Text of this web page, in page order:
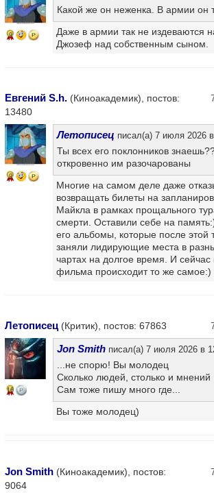
9
Какой же он неженка. В армии он
Даже в армии так не издеваются
Джозеф над собственным сыном.
Евгений S.h. (Киноакадемик), постов:
13480
9
Летописец писал(а) 7 июля 2026
Ты всех его поклонников
откровенно им разочарованы
Многие на самом деле даже
возвращать билеты на
Майкла в рамках прощального
смерти. Оставили себе на
его альбомы, которые после этой
заняли лидирующие места в
чартах на долгое время. И
фильма происходит то же самое:)
Летописец (Критик), постов: 67863
16
Jon Smith писал(а) 7 июля 2026 в
...не спорю! Вы молодец
Сколько людей, столько и мнений
Сам тоже пишу много где...
Вы тоже молодец)
Jon Smith (Киноакадемик), постов:
9064